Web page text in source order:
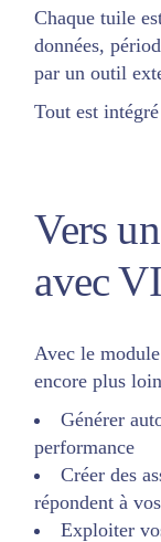
Chaque tuile
données,
par un outil
Tout est
Vers
avec
Avec le
encore plus
Générer
performance
Créer des
répondent à
Exploiter